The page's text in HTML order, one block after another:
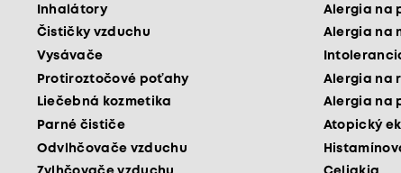
Inhalátory
Čističky vzduchu
Vysávače
Protiroztočové poťahy
Liečebná kozmetika
Parné čističe
Odvlhčovače vzduchu
Alergia na
Alergia na
Alergia na
Alergia na
Atopický